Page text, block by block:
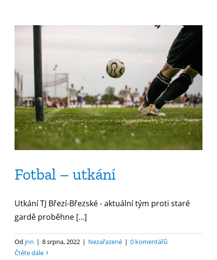
Fotbal – utkání
Utkání TJ Březí-Březské - aktuální tým proti staré
gardě proběhne [...]
Od jnn | 8 srpna, 2022 | Nezařazené | 0 komentářů
Čtěte dále